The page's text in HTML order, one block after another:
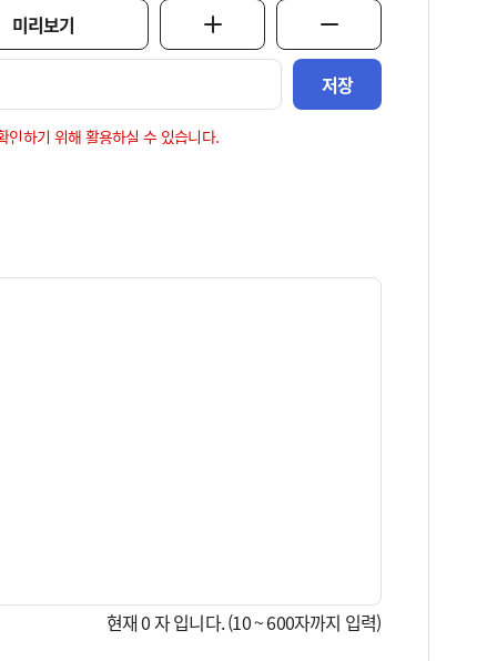
미리보기
저장
하기 위해 활용하실 수 있습니다.
현재 0 자 입니다. (10 ~ 600자까지 입력)